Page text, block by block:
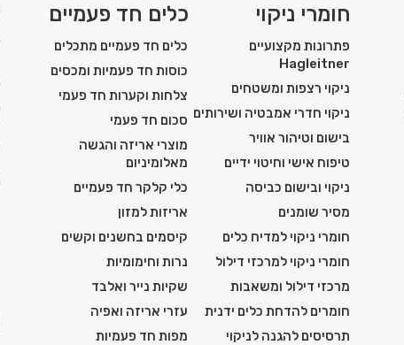
ס"מ בצבע שחור 62 ליטר
מפלסטיק
חומרי ניקוי
פתרונות מקצועיים
Hagleitner
ניקוי רצפות ומשטחים
ניקוי חדרי אמבטיה ושירותים
בישום וטיהור אוויר
טיפוח אישי וחיטוי ידיים
ניקוי ובישום כביסה
מסיר שומנים
חומרי ניקוי למדיח כלים
חומרי ניקוי למרכזי דילול
מרכזי דילול ומשאבות
חומרים להדחת כלים ידנית
תרסיסים להגנה לניקוי
כלים חד פעמיים
כלים חד פעמיים מתכלים
כוסות חד פעמיות ומכסים
צלחות וקערות חד פעמי
סכום חד פעמי
מוצרי אריזה והגשה
מאלומיניום
כלי קלקר חד פעמיים
אריזות למזון
קיסמים בחשנים וקשים
נרות וחימומיות
שקיות נייר ואלבד
עזרי אריזה ואפיה
מפות חד פעמיות